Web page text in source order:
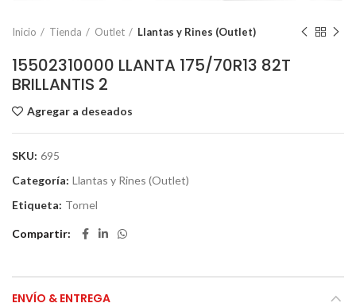
Inicio Tienda Outlet Llantas y Rines (Outlet)
15502310000 LLANTA 175/70R13 82T
BRILLANTIS 2
Agregar a deseados
SKU: 695
Categoría: Llantas y Rines (Outlet)
Etiqueta: Tornel
Compartir
ENVÍO & ENTREGA